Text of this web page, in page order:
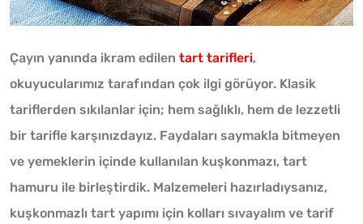
Çayın yanında ikram edilen tart tarifleri,
okuyucularımız tarafından çok ilgi görüyor. Klasik
tariflerden sıkılanlar için; hem sağlıklı, hem de lezzetli
bir tarifle karşınızdayız. Faydaları saymakla bitmeyen
ve yemeklerin içinde kullanılan kuşkonmazı, tart
hamuru ile birleştirdik. Malzemeleri hazırladıysanız,
kuşkonmazlı tart yapımı için kolları sıvayalım ve tarif